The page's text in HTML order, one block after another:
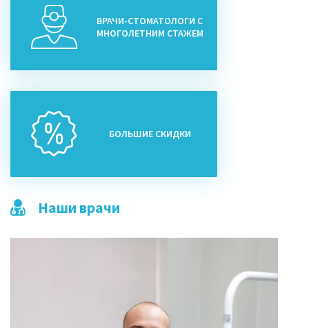
ВРАЧИ-СТОМАТОЛОГИ С
МНОГОЛЕТНИМ СТАЖЕМ
БОЛЬШИЕ СКИДКИ
Наши врачи